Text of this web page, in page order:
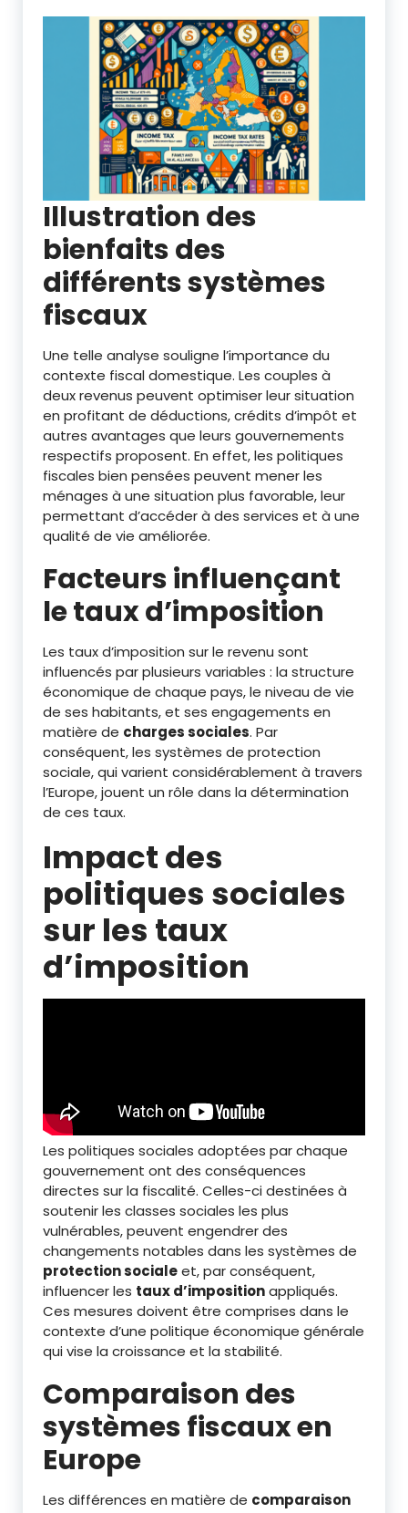
Illustration des
bienfaits des
différents systèmes
fiscaux
Une telle analyse souligne l’importance du
contexte fiscal domestique. Les couples à
deux revenus peuvent optimiser leur situation
en profitant de déductions, crédits d’impôt et
autres avantages que leurs gouvernements
respectifs proposent. En effet, les politiques
fiscales bien pensées peuvent mener les
ménages à une situation plus favorable, leur
permettant d’accéder à des services et à une
qualité de vie améliorée.
Facteurs influençant
le taux d’imposition
Les taux d’imposition sur le revenu sont
influencés par plusieurs variables : la structure
économique de chaque pays, le niveau de vie
de ses habitants, et ses engagements en
matière de charges sociales. Par
conséquent, les systèmes de protection
sociale, qui varient considérablement à travers
l’Europe, jouent un rôle dans la détermination
de ces taux.
Impact des
politiques sociales
sur les taux
d’imposition
Les politiques sociales adoptées par chaque
gouvernement ont des conséquences
directes sur la fiscalité. Celles-ci destinées à
soutenir les classes sociales les plus
vulnérables, peuvent engendrer des
changements notables dans les systèmes de
protection socialeet, par conséquent,
influencer les taux d’impositionappliqués.
Ces mesures doivent être comprises dans le
contexte d’une politique économique générale
qui vise la croissance et la stabilité.
Comparaison des
systèmes fiscaux en
Europe
Les différences en matière de comparaison